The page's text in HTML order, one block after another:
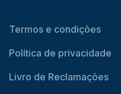
Termos e condições
Política de privacidade
Livro de Reclamações